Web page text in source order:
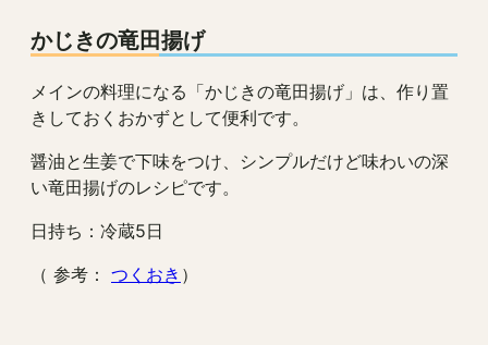
かじきの竜田揚げ
メインの料理になる「かじきの竜田揚げ」は、作り置
きしておくおかずとして便利です。
醤油と生姜で下味をつけ、シンプルだけど味わいの深
い竜田揚げのレシピです。
日持ち：冷蔵5日
（ 参考： つくおき ）